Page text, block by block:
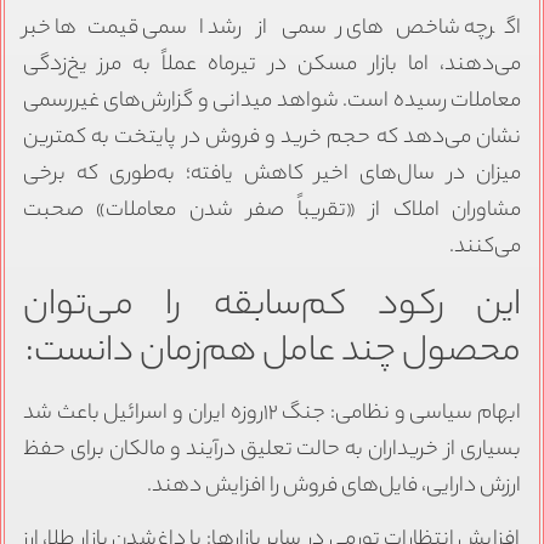
اگرچه شاخص‌های رسمی از رشد اسمی قیمت‌ها خبر
می‌دهند، اما بازار مسکن در تیرماه عملاً به مرز یخ‌زدگی
معاملات رسیده است. شواهد میدانی و گزارش‌های غیررسمی
نشان می‌دهد که حجم خرید و فروش در پایتخت به کمترین
میزان در سال‌های اخیر کاهش یافته؛ به‌طوری که برخی
مشاوران املاک از «تقریباً صفر شدن معاملات» صحبت
می‌کنند.
این رکود کم‌سابقه را می‌توان
محصول چند عامل هم‌زمان دانست:
ابهام سیاسی و نظامی: جنگ ۱۲روزه ایران و اسرائیل باعث شد
بسیاری از خریداران به حالت تعلیق درآیند و مالکان برای حفظ
ارزش دارایی، فایل‌های فروش را افزایش دهند.